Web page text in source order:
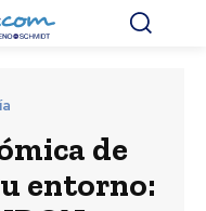
de
entorno: